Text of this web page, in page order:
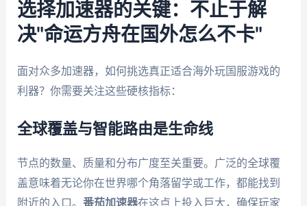
选择加速器的关键：不止于解
决"命运方舟在国外怎么不卡"
面对众多加速器，如何挑选真正适合海外玩国服游戏的
利器？你需要关注这些硬核指标：
全球覆盖与智能路由是生命线
节点的数量、质量和分布广度至关重要。广泛的全球覆
盖意味着无论你在世界哪个角落留学或工作，都能找到
附近的入口。 番茄加速器在这点上投入巨大，确保玩家